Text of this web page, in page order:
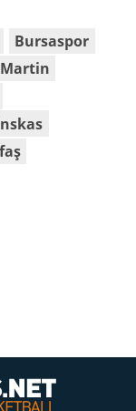
Bursaspor